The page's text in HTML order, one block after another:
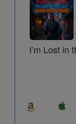
I’m Lost in